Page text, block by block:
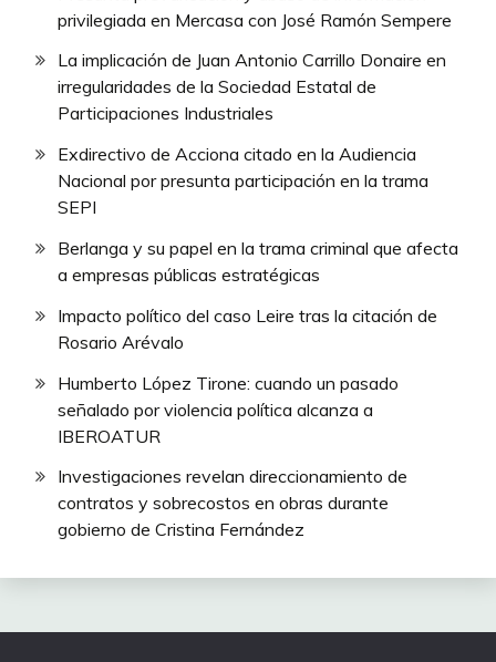
privilegiada en Mercasa con José Ramón Sempere
La implicación de Juan Antonio Carrillo Donaire en
irregularidades de la Sociedad Estatal de
Participaciones Industriales
Exdirectivo de Acciona citado en la Audiencia
Nacional por presunta participación en la trama
SEPI
Berlanga y su papel en la trama criminal que afecta
a empresas públicas estratégicas
Impacto político del caso Leire tras la citación de
Rosario Arévalo
Humberto López Tirone: cuando un pasado
señalado por violencia política alcanza a
IBEROATUR
Investigaciones revelan direccionamiento de
contratos y sobrecostos en obras durante
gobierno de Cristina Fernández